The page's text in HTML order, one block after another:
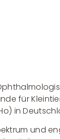
für
in
und